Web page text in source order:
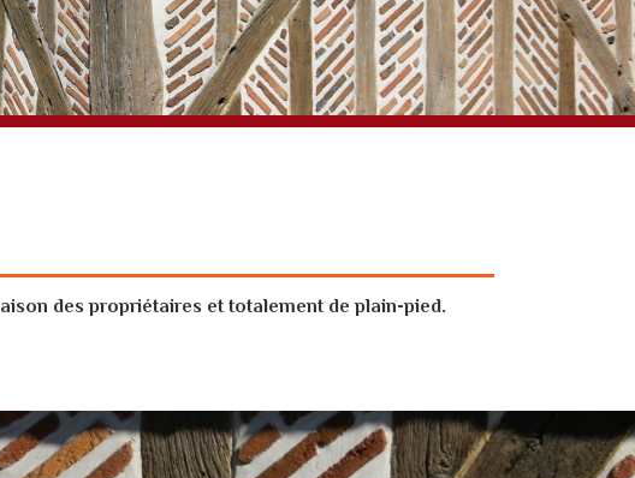
des propriétaires et totalement de plain-pied.